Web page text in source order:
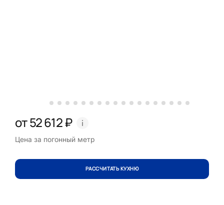
от 52 612 ₽
Цена за погонный метр
РАССЧИТАТЬ КУХНЮ